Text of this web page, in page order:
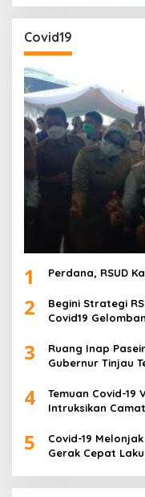
Covid19
1 Perdana, RSUD
2
Begini Strategi
Covid19
3
Ruang Inap
Gubernur Tinjau
4
Temuan Covid-
Intruksikan
5
Covid-19
Gerak Cepat